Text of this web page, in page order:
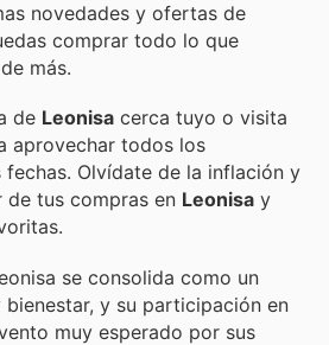
novedades y ofertas de
comprar todo lo que
más.
de Leonisa cerca tuyo o visita
aprovechar todos los
fechas. Olvídate de la inflación y
tus compras en Leonisa y
se consolida como un
y su participación en
muy esperado por sus